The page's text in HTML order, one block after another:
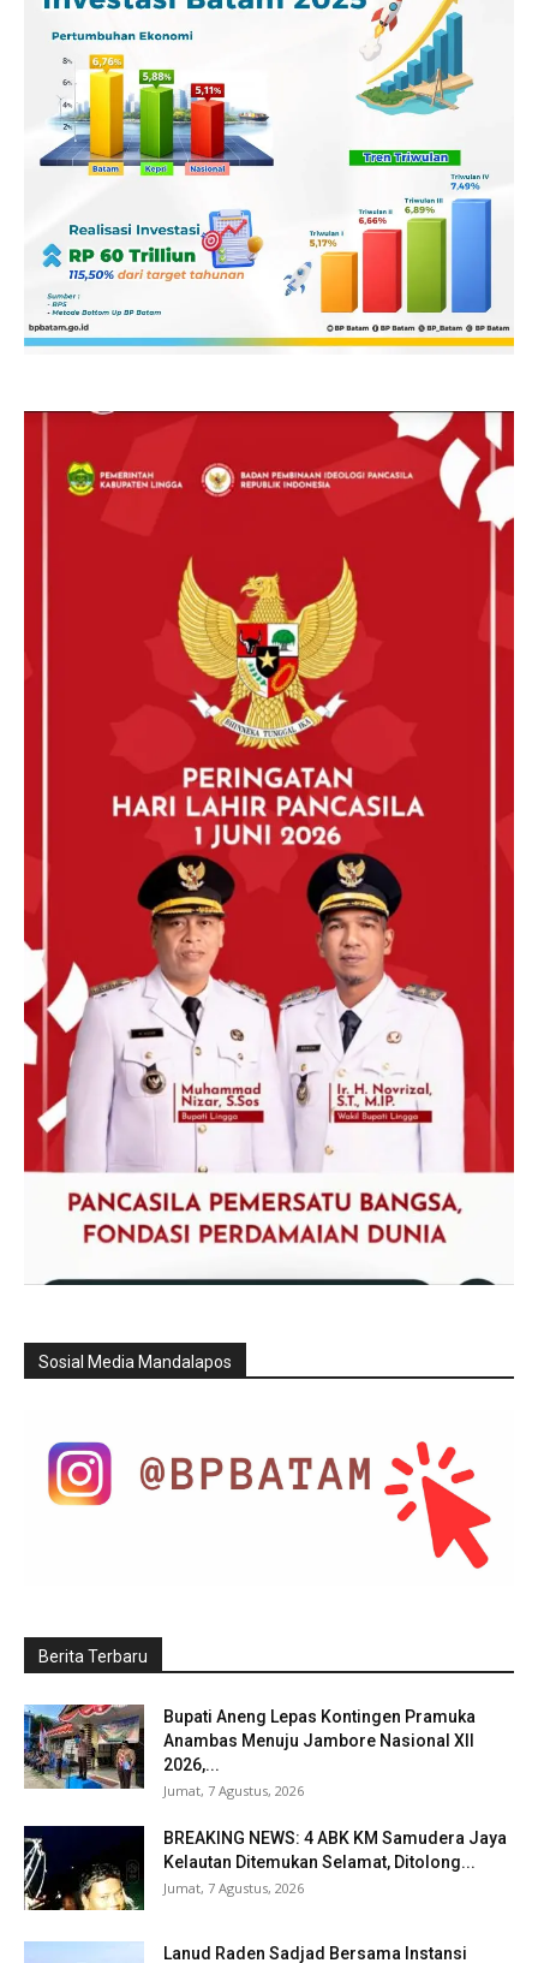
Sosial Media Mandalapos
Berita Terbaru
Bupati Aneng Lepas Kontingen Pramuka
Anambas Menuju Jambore Nasional XII
2026,...
Jumat, 7 Agustus, 2026
BREAKING NEWS: 4 ABK KM Samudera Jaya
Kelautan Ditemukan Selamat, Ditolong...
Jumat, 7 Agustus, 2026
Lanud Raden Sadjad Bersama Instansi